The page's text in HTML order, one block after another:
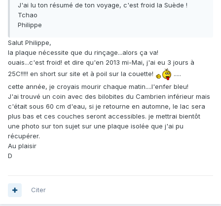
J'ai lu ton résumé de ton voyage, c'est froid la Suède !
Tchao
Philippe
Salut Philippe,
la plaque nécessite que du rinçage...alors ça va!
ouais...c'est froid! et dire qu'en 2013 mi-Mai, j'ai eu 3 jours à
25C!!!!! en short sur site et à poil sur la couette!
.....
cette année, je croyais mourir chaque matin....l'enfer bleu!
J'ai trouvé un coin avec des bilobites du Cambrien inférieur mais
c'était sous 60 cm d'eau, si je retourne en automne, le lac sera
plus bas et ces couches seront accessibles. je mettrai bientôt
une photo sur ton sujet sur une plaque isolée que j'ai pu
récupérer.
Au plaisir
D
Citer